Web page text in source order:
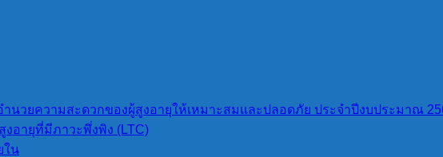
นวยความสะดวกของผู้สูงอายุให้เหมาะสมและปลอดภัย ประจำปีงบประมาณ
อายุที่มีภาวะพึ่งพิง (LTC)
ใน
บป่อง เรื่อง ประกาศผลผู้ชนะการจัดซื้อจัดจ้างหรือผู้
กลงเป็นหนังสือ ประจำไตรมาสที่ 3 (เดือนเมษายน พ